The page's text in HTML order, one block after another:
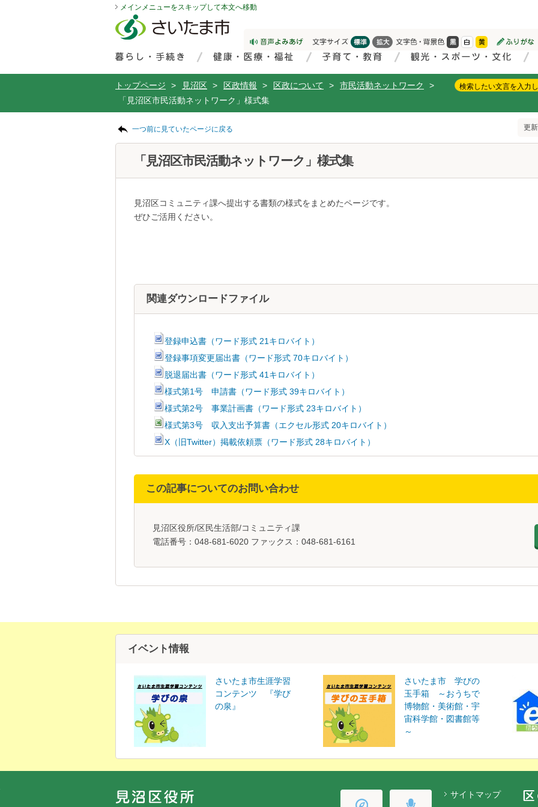
メインメニューをスキップして本文へ移動
トップページ > 見沼区 > 区政情報 > 区政について > 市民活動ネットワーク
>
「見沼区市民活動ネットワーク」様式集
一つ前に見ていたページに戻る 更
「見沼区市民活動ネットワーク」様式集
見沼区コミュニティ課へ提出する書類の様式をまとめたページです。
ぜひご活用ください。
関連ダウンロードファイル
登録申込書（ワード形式 21キロバイト）
登録事項変更届出書（ワード形式 70キロバイト）
脱退届出書（ワード形式 41キロバイト）
様式第1号 申請書（ワード形式 39キロバイト）
様式第2号 事業計画書（ワード形式 23キロバイト）
様式第3号 収入支出予算書（エクセル形式 20キロバイト）
X（旧Twitter）掲載依頼票（ワード形式 28キロバイト）
この記事についてのお問い合わせ
見沼区役所/区民生活部/コミュニティ課
電話番号：048-681-6020 ファックス：048-681-6161
イベント情報
さいたま市生涯学習
コンテンツ 『学び
の泉』
さいたま市 学びの
玉手箱 ～おうちで
博物館・美術館・宇
宙科学館・図書館等
～
サイトマップ